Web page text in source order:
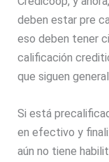
deben estar pre
eso deben tener
calificación
que siguen
Si está
en efectivo y
aún no tiene